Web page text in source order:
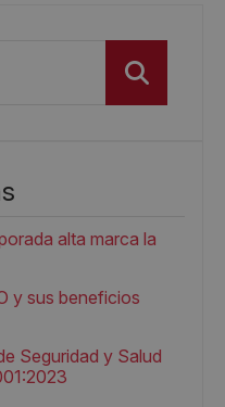
Buscar
alta marca la
y sus beneficios
Seguridad y Salud